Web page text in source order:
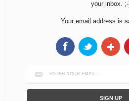
your inbox.
Your email address is